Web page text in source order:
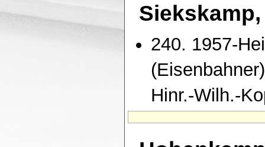
240. 1957-
Hinr.-Wilh.-